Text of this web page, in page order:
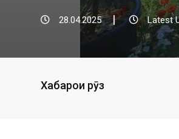
28.04.2025 Latest
Хабарҳои рӯз